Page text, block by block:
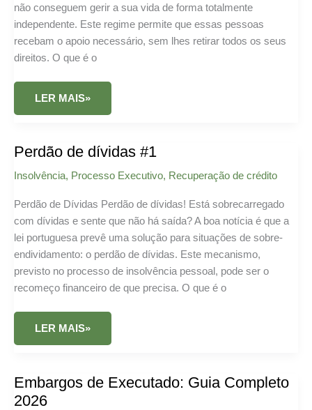
não conseguem gerir a sua vida de forma totalmente
independente. Este regime permite que essas pessoas
recebam o apoio necessário, sem lhes retirar todos os seus
direitos. O que é o
REGIME
ACOMPANHADO
LER MAIS»
Perdão de dívidas #1
Insolvência, Processo Executivo, Recuperação de crédito
Perdão de Dívidas Perdão de dívidas! Está sobrecarregado
com dívidas e sente que não há saída? A boa notícia é que a
lei portuguesa prevê uma solução para situações de sobre-
endividamento: o perdão de dívidas. Este mecanismo,
previsto no processo de insolvência pessoal, pode ser o
recomeço financeiro de que precisa. O que é o
PERDÃO
DÍVIDAS
LER MAIS»
Embargos de Executado: Guia Completo
2026